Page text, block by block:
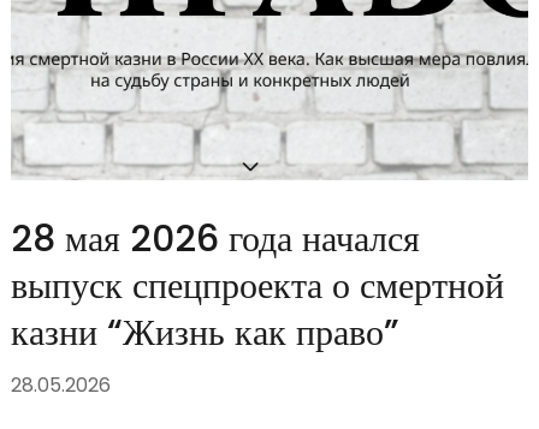
28 мая 2026 года начался
выпуск спецпроекта о смертной
казни “Жизнь как право”
28.05.2026